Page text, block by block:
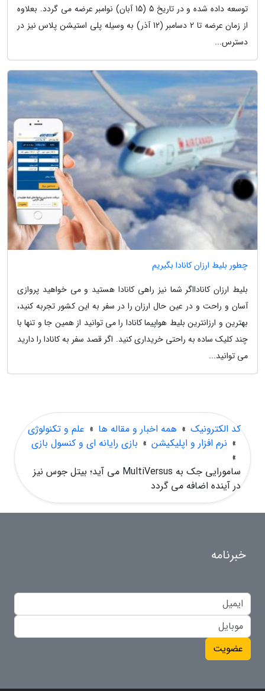
توسعه داده شده و در تاریخ 5 (15 آبان) نوامبر عرضه می گردد. بعلاوه
از زمان عرضه تا 2 دسامبر (12 آذر) به وسیله پلی استیشن پلاس نیز در
دسترس...
چطور بلیط ارزان کانادا بگیریم
بلیط ارزان کانادااگر شما نیز راهی کانادا هستید و می خواهید پروازی
آسان و راحت و در عین حال ارزان را در سفر به این کشور تجربه کنید،
بهترین و ارزانترین بلیط هواپیما کانادا را می توانید از همین جا و تنها با
چند کلیک ساده به راحتی خریداری کنید. اگر قصد سفر به کانادا را دارید
می توانید...
کد الکترونیک » همه اخبار و مقاله ها » علم و تکنولوژی
» نرم افزار و اپلیکیشن » بازی رایانه ای و کنسول بازی
»
سامورایی جک به MultiVersus می آید؛ بیتل جوس نیز
در آینده اضافه می گردد
خبرنامه
عضویت